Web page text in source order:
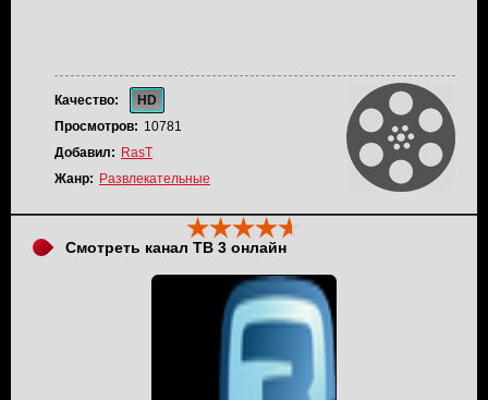
Качество:
HD
Просмотров: 10781
Добавил: RasT
Жанр: Развлекательные
Смотреть канал ТВ 3 онлайн